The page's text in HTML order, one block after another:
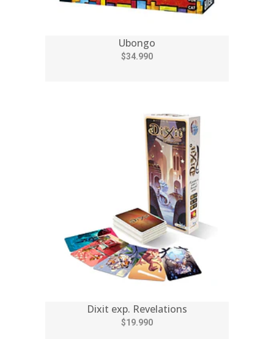
Ubongo
$34.990
Dixit exp. Revelations
$19.990